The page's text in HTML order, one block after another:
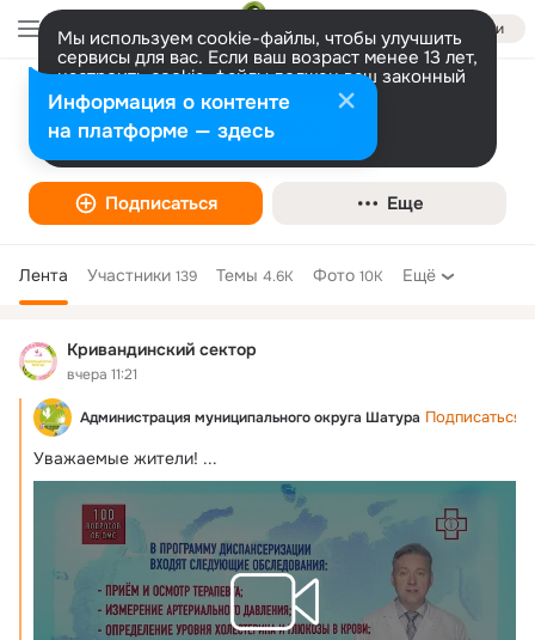
Войти
Мы используем cookie-файлы, чтобы улучшить
сервисы для вас. Если ваш возраст менее 13 лет,
настроить cookie-файлы должен ваш законный
представитель. Больше информации
Разрешить все Настроить
Кривандинский сектор
Подписаться Еще
Лента Участники 139 Темы 4.6K Фото 10K Ещё
Кривандинский сектор
вчера 11:21
Администрация муниципального округа Шатура Подписаться
Уважаемые жители! ...
колонка
Информация о контенте
на платформе — здесь